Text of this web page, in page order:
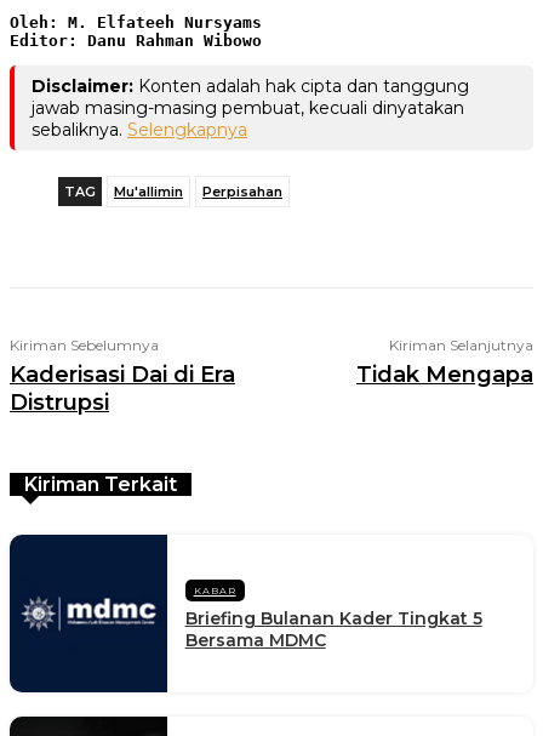
Oleh: M. Elfateeh Nursyams
Editor: Danu Rahman Wibowo
Disclaimer: Konten adalah hak cipta dan tanggung
jawab masing-masing pembuat, kecuali dinyatakan
sebaliknya. Selengkapnya
TAG Mu'allimin Perpisahan
Kiriman Sebelumnya
Kaderisasi Dai di Era
Distrupsi
Kiriman Selanjutnya
Tidak Mengapa
Kiriman Terkait
KABAR
Briefing Bulanan Kader Tingkat 5
Bersama MDMC